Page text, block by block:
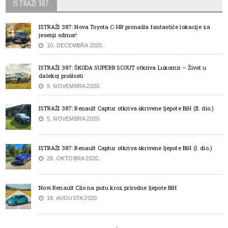
ISTRAŽI 387
ISTRAŽI 387: Nova Toyota C-HR pronašla fantastiče lokacije za
jesenji odmor!
10. DECEMBRA 2020.
ISTRAŽI 387: ŠKODA SUPERB SCOUT otkriva Lukomir – Život u
dalekoj prošlosti
9. NOVEMBRA 2020.
ISTRAŽI 387: Renault Captur otkriva skrivene ljepote BiH (II. dio.)
5. NOVEMBRA 2020.
ISTRAŽI 387: Renault Captur otkriva skrivene ljepote BiH (I. dio.)
28. OKTOBRA 2020.
Novi Renault Clio na putu kroz prirodne ljepote BiH
18. AUGUSTA 2020.